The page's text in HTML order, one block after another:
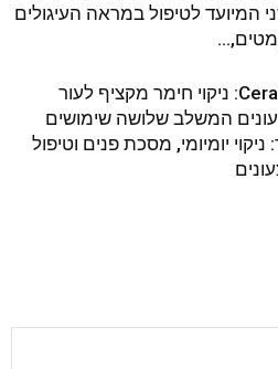
המיועד לטיפול במראה העיגולים
חדש מ־CeraVe: ניקוי חימר מקציף לעור
המשלב שלושה שימושים
יומיומי, מסכת פנים וטיפול